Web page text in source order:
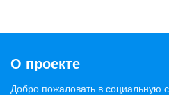
О проекте
Добро пожаловать в социальную